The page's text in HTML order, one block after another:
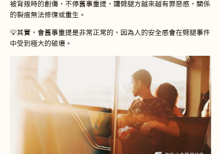
被背叛時的創傷，不停舊事重提，讓劈腿方越來越有罪惡感，關係
的裂痕無法修復或重生。
💡其實，會舊事重提是非常正常的，因為人的安全感會在劈腿事件
中受到極大的破壞。